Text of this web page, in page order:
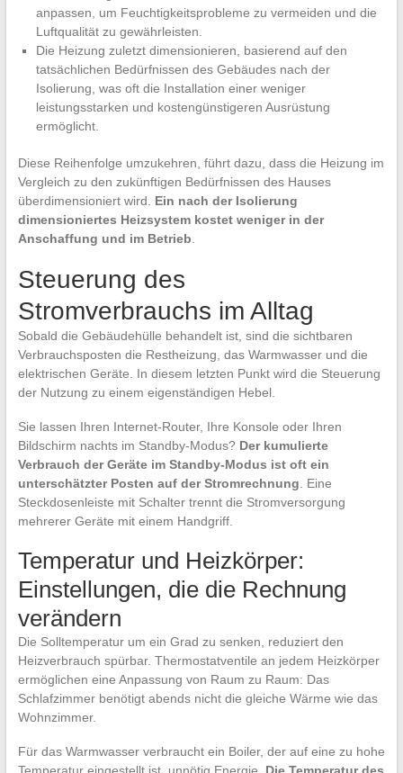
anpassen, um Feuchtigkeitsprobleme zu vermeiden und die
Luftqualität zu gewährleisten.
Die Heizung zuletzt dimensionieren, basierend auf den
tatsächlichen Bedürfnissen des Gebäudes nach der
Isolierung, was oft die Installation einer weniger
leistungsstarken und kostengünstigeren Ausrüstung
ermöglicht.
Diese Reihenfolge umzukehren, führt dazu, dass die Heizung im
Vergleich zu den zukünftigen Bedürfnissen des Hauses
überdimensioniert wird. Ein nach der Isolierung
dimensioniertes Heizsystem kostet weniger in der
Anschaffung und im Betrieb
Steuerung des
Stromverbrauchs im Alltag
Sobald die Gebäudehülle behandelt ist, sind die sichtbaren
Verbrauchsposten die Restheizung, das Warmwasser und die
elektrischen Geräte. In diesem letzten Punkt wird die Steuerung
der Nutzung zu einem eigenständigen Hebel.
Sie lassen Ihren Internet-Router, Ihre Konsole oder Ihren
Bildschirm nachts im Standby-Modus? Der kumulierte
Verbrauch der Geräte im Standby-Modus ist oft ein
unterschätzter Posten auf der Stromrechnung . Eine
Steckdosenleiste mit Schalter trennt die Stromversorgung
mehrerer Geräte mit einem Handgriff.
Temperatur und Heizkörper:
Einstellungen, die die Rechnung
verändern
Die Solltemperatur um ein Grad zu senken, reduziert den
Heizverbrauch spürbar. Thermostatventile an jedem Heizkörper
ermöglichen eine Anpassung von Raum zu Raum: Das
Schlafzimmer benötigt abends nicht die gleiche Wärme wie das
Wohnzimmer.
Für das Warmwasser verbraucht ein Boiler, der auf eine zu hohe